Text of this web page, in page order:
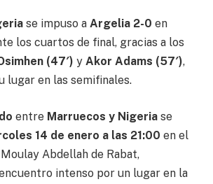
se impuso a Argelia 2-0 en
los cuartos de final, gracias a los
(47′) y Akor Adams (57′),
lugar en las semifinales.
entre Marruecos y Nigeria se
14 de enero a las 21:00 en el
Abdellah de Rabat,
intenso por un lugar en la